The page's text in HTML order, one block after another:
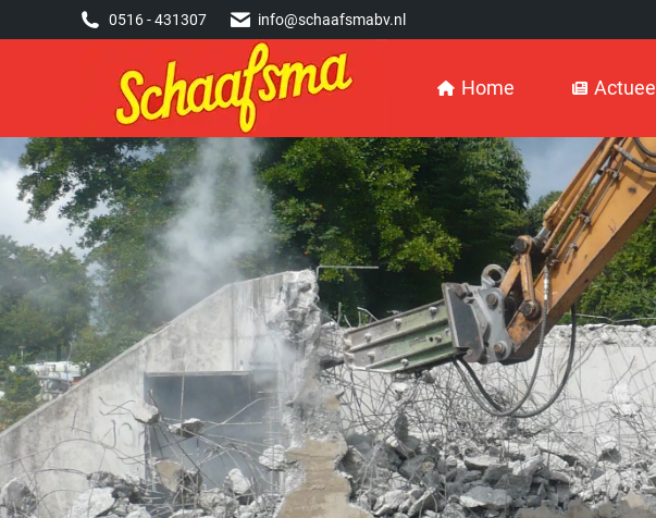
0516 - 431307 info@schaafsmabv.nl
Home Actueel
0516 - 431307 info@schaafsmabv.nl